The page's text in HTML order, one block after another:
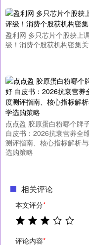
盈利网 多只芯片个股获上
级！消费个股获机构密集
点点盈 胶原蛋白粉哪个牌
白皮书：2026抗衰营养全
测评指南、核心指标解析
选购策略
相关评论
本文评分*
评论内容*